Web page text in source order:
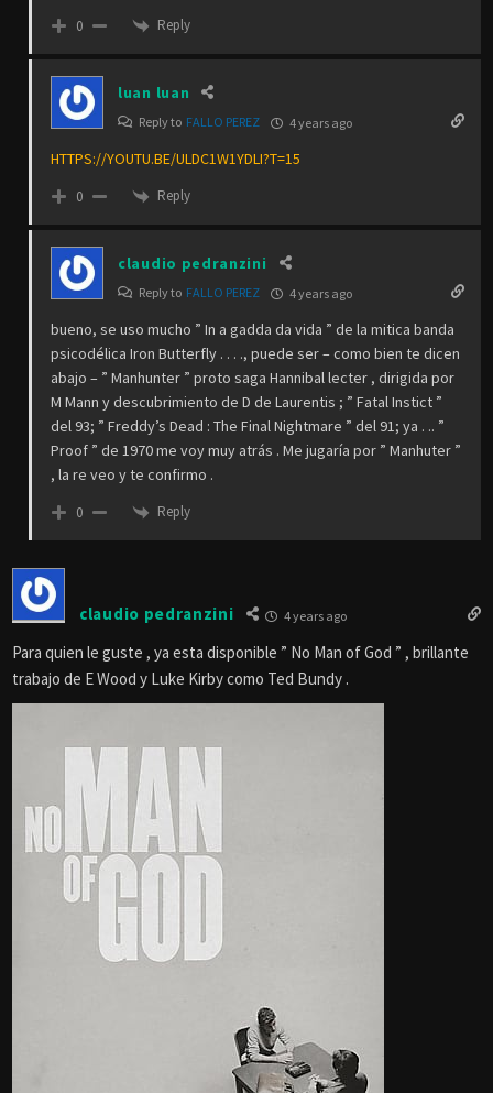
0 Reply
luan luan
Reply to FALLO PEREZ 4 years ago
HTTPS://YOUTU.BE/ULDC1W1YDLI?T=15
0 Reply
claudio pedranzini
Reply to FALLO PEREZ 4 years ago
bueno, se uso mucho ” In a gadda da vida ” de la mitica banda
psicodélica Iron Butterfly . . . ., puede ser – como bien te dicen
abajo – ” Manhunter ” proto saga Hannibal lecter , dirigida por
M Mann y descubrimiento de D de Laurentis ; ” Fatal Instict ”
del 93; ” Freddy’s Dead : The Final Nightmare ” del 91; ya . .. ”
Proof ” de 1970 me voy muy atrás . Me jugaría por ” Manhuter ”
, la re veo y te confirmo .
0 Reply
claudio pedranzini 4 years ago
Para quien le guste , ya esta disponible ” No Man of God ” , brillante
trabajo de E Wood y Luke Kirby como Ted Bundy .